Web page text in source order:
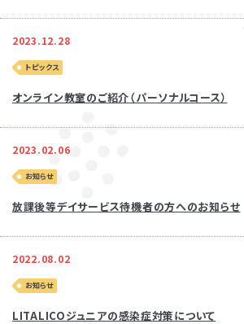
放課後等デイサー
資料・体験授業のお問い
2023.12.28
トピックス
オンライン教室のご紹介（パーソナルコース）
2023.02.06
お知らせ
放課後等デイサービス待機者の方へのお知らせ
2022.08.02
お知らせ
LITALICOジュニアの感染症対策について